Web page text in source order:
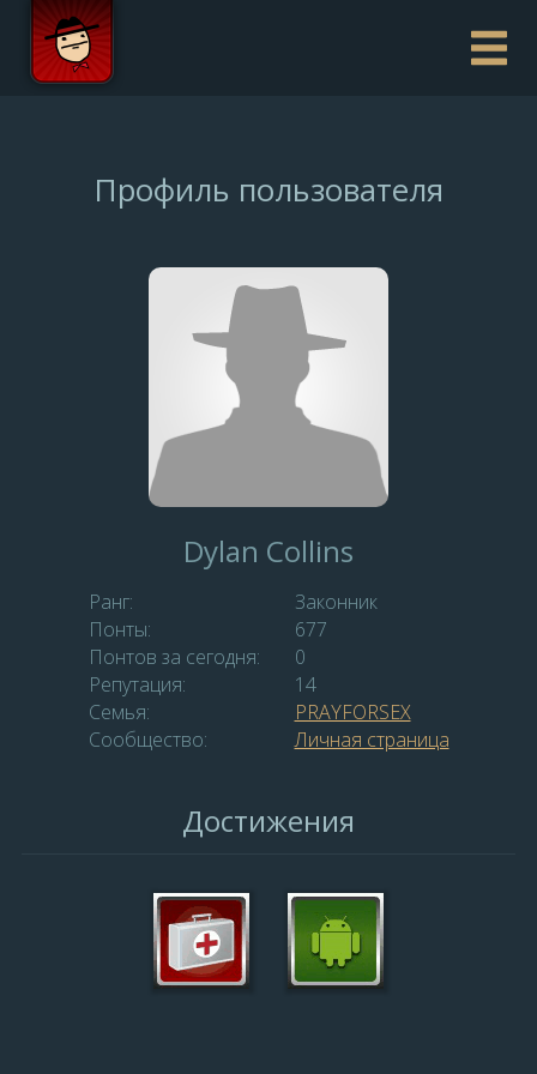
Профиль пользователя
Dylan Collins
Ранг:
Законник
Понты:
677
Понтов за сегодня:
0
Репутация:
14
Семья:
PRAYFORSEX
Сообщество:
Личная страница
Достижения